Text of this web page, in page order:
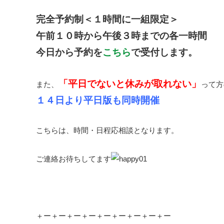
完全予約制＜ １時間に一組限定＞
午前１０時から午後３時までの各一時間
今日から予約をこちらで受付します。
また、 「平日でないと休みが取れない」 って
１４日より平日版も同時開催
こちらは、時間・日程応相談となります。
ご連絡お待ちしてます
＋ー＋ー＋ー＋ー＋ー＋ー＋ー＋ー＋ー